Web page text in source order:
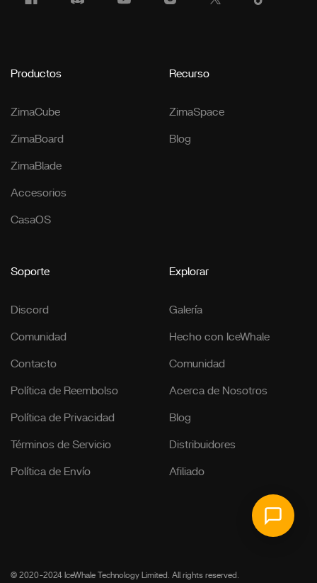
Productos
ZimaCube
ZimaBoard
ZimaBlade
Accesorios
CasaOS
Recurso
ZimaSpace
Blog
Soporte
Discord
Comunidad
Contacto
Política de Reembolso
Política de Privacidad
Términos de Servicio
Política de Envío
Explorar
Galería
Hecho con IceWhale
Comunidad
Acerca de Nosotros
Blog
Distribuidores
Afiliado
© 2020-2024 IceWhale Technology Limited. All rights reserved.